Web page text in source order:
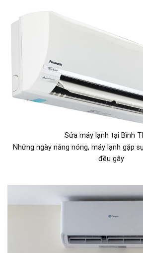
Sửa máy lạnh tại Bình
Những ngày nắng nóng, máy lạnh gặp
đều gây